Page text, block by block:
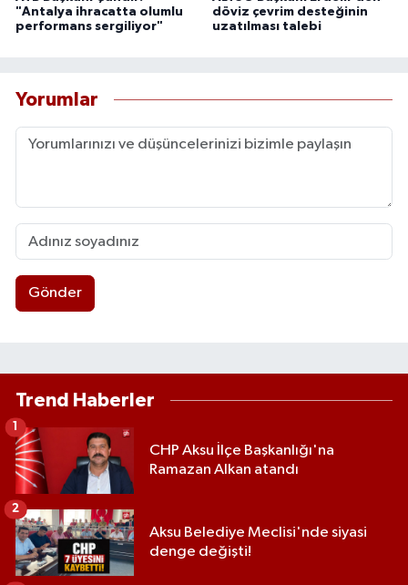
"Antalya ihracatta olumlu
performans sergiliyor"
döviz çevrim desteğinin
uzatılması talebi
Yorumlar
Gönder
Trend Haberler
CHP Aksu İlçe Başkanlığı'na
Ramazan Alkan atandı
1
Aksu Belediye Meclisi'nde siyasi
denge değişti!
2